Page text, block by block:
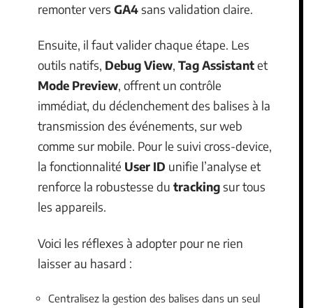
remonter vers GA4sans validation claire.
Ensuite, il faut valider chaque étape. Les
outils natifs, Debug View, Tag Assistantet
Mode Preview, offrent un contrôle
immédiat, du déclenchement des balises à la
transmission des événements, sur web
comme sur mobile. Pour le suivi cross-device,
la fonctionnalité User ID unifie l’analyse et
renforce la robustesse du trackingsur tous
les appareils.
Voici les réflexes à adopter pour ne rien
laisser au hasard :
Centralisez la gestion des balises dans un seul